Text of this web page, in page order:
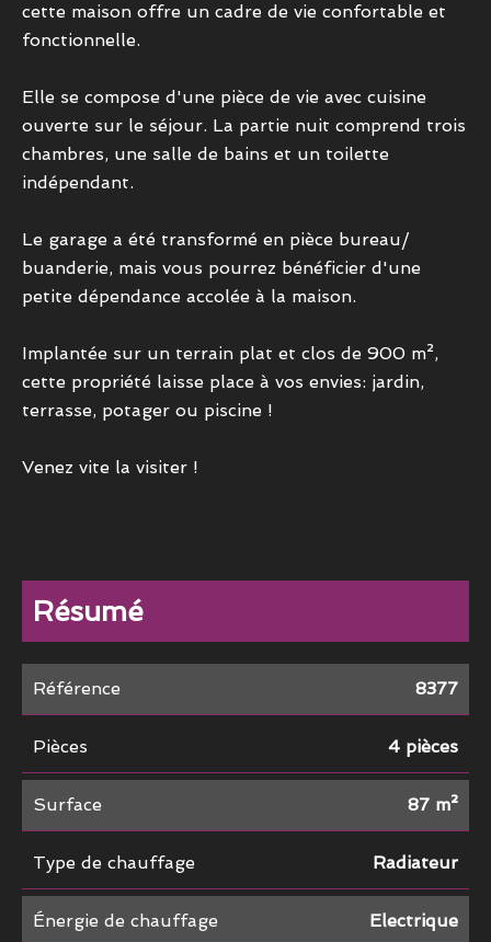
cette maison offre un cadre de vie confortable et
fonctionnelle.
Elle se compose d'une pièce de vie avec cuisine
ouverte sur le séjour. La partie nuit comprend trois
chambres, une salle de bains et un toilette
indépendant.
Le garage a été transformé en pièce bureau/
buanderie, mais vous pourrez bénéficier d'une
petite dépendance accolée à la maison.
Implantée sur un terrain plat et clos de 900 m²,
cette propriété laisse place à vos envies: jardin,
terrasse, potager ou piscine !
Venez vite la visiter !
Résumé
Référence 8377
Pièces 4 pièces
Surface 87 m²
Type de chauffage Radiateur
Énergie de chauffage Electrique